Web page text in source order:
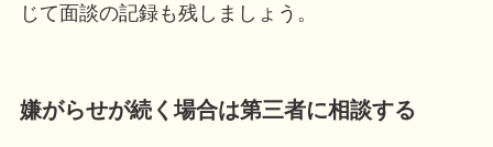
じて面談の記録も残しましょう。
嫌がらせが続く場合は第三者に相談する